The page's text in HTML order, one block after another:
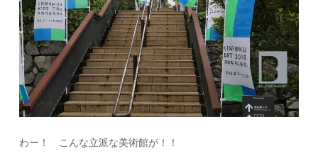
わー！ こんな立派な美術館が！！